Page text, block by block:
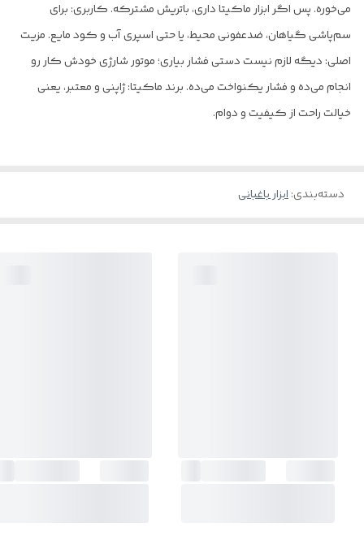
می‌خوره. پس اگر ابزار ماکیتا داری، باتریش مشترکه. کاربری: برای
سم‌پاشی گیاهان، ضدعفونی محیط، یا حتی اسپری آب و کود مایع. مزیت
اصلی: دیگه لازم نیست دستی فشار بیاری؛ موتور شارژی خودش کار رو
انجام می‌ده و فشار یکنواخت می‌ده. برند ماکیتا: ژاپنی و معتبر، یعنی
خیالت راحت از کیفیت و دوام.
دسته‌بندی:ابزار باغبانی